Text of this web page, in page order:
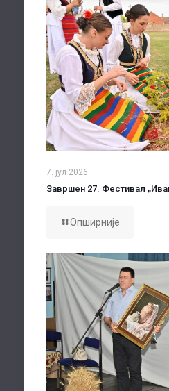
7. јул 2026.
Завршен 27. Фестивал
Опширније